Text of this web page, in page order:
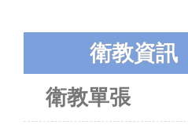
衛教資訊
衛教單張